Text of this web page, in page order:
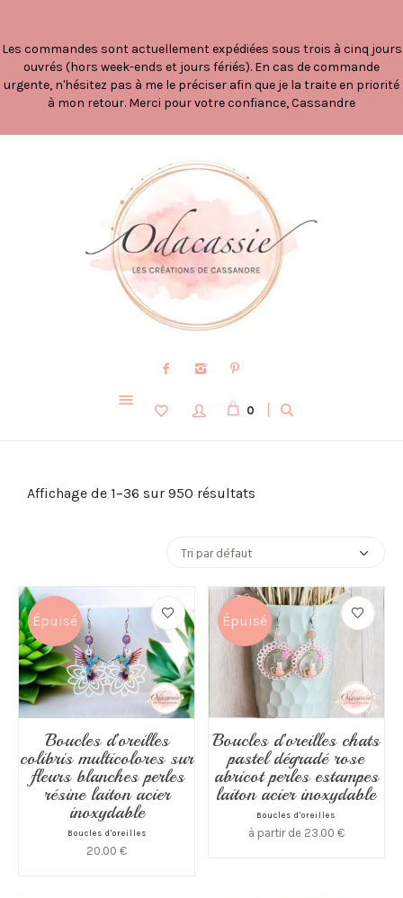
Les commandes sont actuellement expédiées sous trois à cinq jours
ouvrés (hors week-ends et jours fériés). En cas de commande
urgente, n'hésitez pas à me le préciser afin que je la traite en priorité
à mon retour. Merci pour votre confiance, Cassandre
0
Affichage de 1–36 sur 950 résultats
Épuisé
Boucles d’oreilles
colibris multicolores sur
fleurs blanches perles
résine laiton acier
inoxydable
Boucles d'oreilles
20.00 €
Épuisé
Boucles d’oreilles chats
pastel dégradé rose
abricot perles estampes
laiton acier inoxydable
Boucles d'oreilles
à partir de 23.00 €